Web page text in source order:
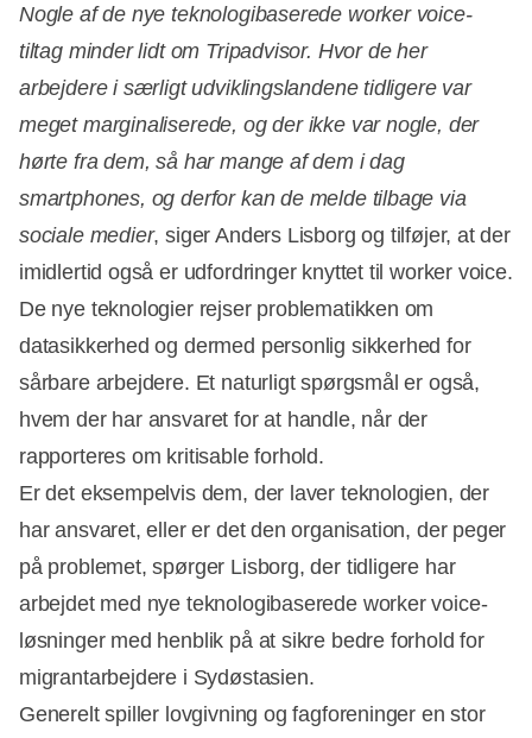
Nogle af de nye teknologibaserede worker voice-
tiltag minder lidt om Tripadvisor. Hvor de her
arbejdere i særligt udviklingslandene tidligere var
meget marginaliserede, og der ikke var nogle, der
hørte fra dem, så har mange af dem i dag
smartphones, og derfor kan de melde tilbage via
sociale medier, siger Anders Lisborg og tilføjer, at der
imidlertid også er udfordringer knyttet til worker voice.
De nye teknologier rejser problematikken om
datasikkerhed og dermed personlig sikkerhed for
sårbare arbejdere. Et naturligt spørgsmål er også,
hvem der har ansvaret for at handle, når der
rapporteres om kritisable forhold.
Er det eksempelvis dem, der laver teknologien, der
har ansvaret, eller er det den organisation, der peger
på problemet, spørger Lisborg, der tidligere har
arbejdet med nye teknologibaserede worker voice-
løsninger med henblik på at sikre bedre forhold for
migrantarbejdere i Sydøstasien.
Generelt spiller lovgivning og fagforeninger en stor